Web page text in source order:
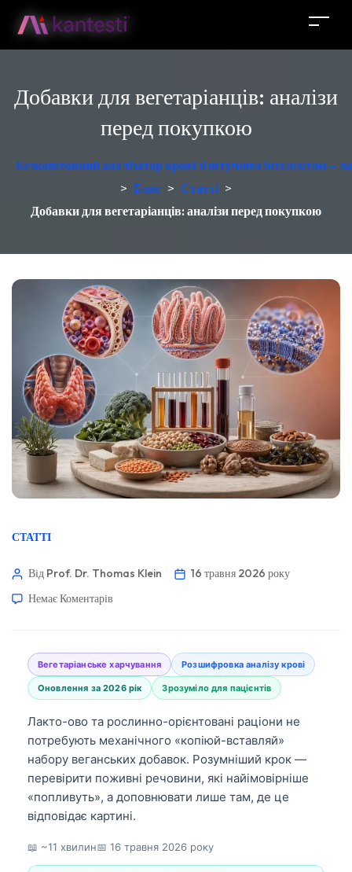
Добавки для вегетаріанців: аналізи
перед покупкою
Безкоштовний аналізатор крові зі штучним інтелектом –
> Блог > Статті >
Добавки для вегетаріанців: аналізи перед покупкою
СТАТТІ
Від Prof. Dr. Thomas Klein
16 травня 2026 року
Немає Коментарів
Вегетаріанське харчування Розшифровка аналізу крові
Оновлення за 2026 рік Зрозуміло для пацієнтів
Лакто-ово та рослинно-орієнтовані раціони не
потребують механічного «копіюй-вставляй»
набору веганських добавок. Розумніший крок —
перевірити поживні речовини, які найімовірніше
«попливуть», а доповнювати лише там, де це
відповідає картині.
📖 ~11 хвилин📅 16 травня 2026 року